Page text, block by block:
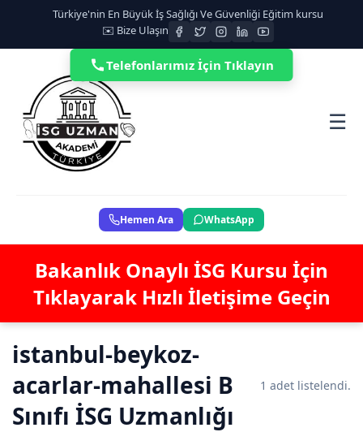
Türkiye'nin En Büyük İş Sağlığı Ve Güvenliği Eğitim kursu
✉️ Bize Ulaşın
☰
Hemen Ara WhatsApp
Bakanlık Onaylı İSG Kursu İçin
Tıklayarak Hızlı İletişime Geçin
istanbul-beykoz-
acarlar-mahallesi B
Sınıfı İSG Uzmanlığı
1 adet listelendi.
Telefonlarımız İçin Tıklayın